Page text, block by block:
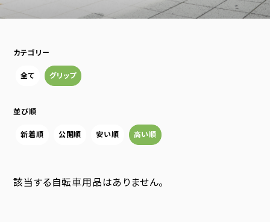
カテゴリー
全て グリップ
並び順
新着順 公開順 安い順 高い順
該当する自転車用品はありません。